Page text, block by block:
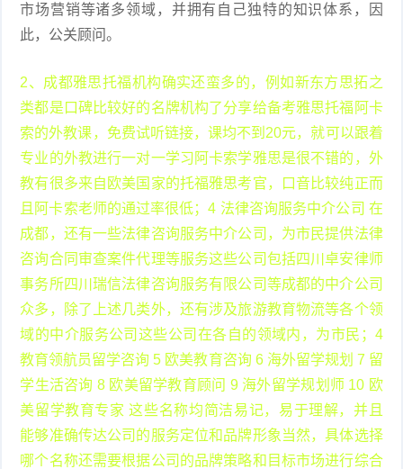
市场营销等诸多领域，并拥有自己独特的知识体系，因
此，公关顾问。
2、成都雅思托福机构确实还蛮多的，例如新东方思拓之
类都是口碑比较好的名牌机构了分享给备考雅思托福阿卡
索的外教课，免费试听链接，课均不到20元，就可以跟着
专业的外教进行一对一学习阿卡索学雅思是很不错的，外
教有很多来自欧美国家的托福雅思考官，口音比较纯正而
且阿卡索老师的通过率很低；4 法律咨询服务中介公司 在
成都，还有一些法律咨询服务中介公司，为市民提供法律
咨询合同审查案件代理等服务这些公司包括四川卓安律师
事务所四川瑞信法律咨询服务有限公司等成都的中介公司
众多，除了上述几类外，还有涉及旅游教育物流等各个领
域的中介服务公司这些公司在各自的领域内，为市民；4
教育领航员留学咨询 5 欧美教育咨询 6 海外留学规划 7 留
学生活咨询 8 欧美留学教育顾问 9 海外留学规划师 10 欧
美留学教育专家 这些名称均简洁易记，易于理解，并且
能够准确传达公司的服务定位和品牌形象当然，具体选择
哪个名称还需要根据公司的品牌策略和目标市场进行综合